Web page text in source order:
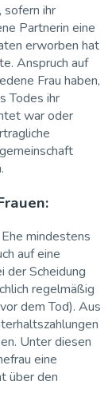
sofern ihr
Partnerin eine
erworben hat
Anspruch auf
Frau haben,
Todes ihr
war oder
mindestens
auf eine
der Scheidung
regelmäßig
dem Tod). Aus
Unter diesen
eine
über den